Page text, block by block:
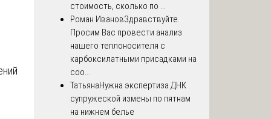
стоимость, сколько по ...
Роман ИвановЗдравствуйте.
Просим Вас провести анализ
нашего теплоносителя с
карбоксилатными присадками на
соо...
ТатьянаНужна экспертиза ДНК
супружеской измены по пятнам
на нижнем белье